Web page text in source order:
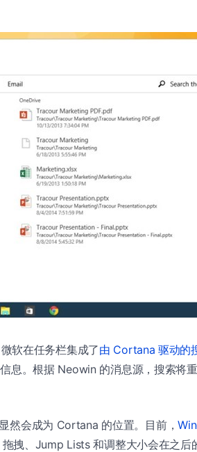
软在任务栏集成了由 Cortana 驱动的
息。根据 Neowin 的消息源，搜索将
然会成为 Cortana 的位置。目前，
拽、Jump Lists 和调整大小会在之后